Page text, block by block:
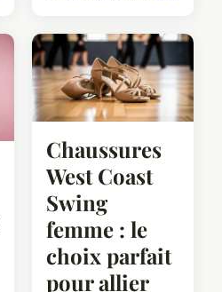
Chaussures
West Coast
Swing
femme : le
choix parfait
pour allier